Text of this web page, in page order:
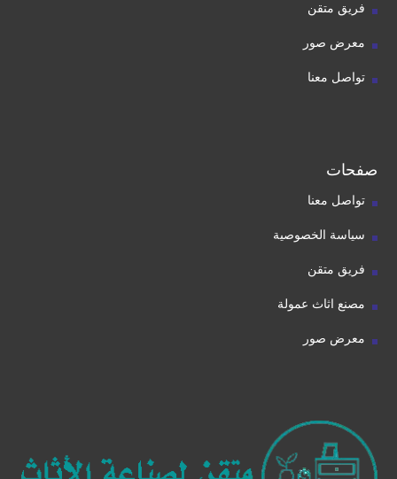
فريق متقن
معرض صور
تواصل معنا
صفحات
تواصل معنا
سياسة الخصوصية
فريق متقن
مصنع اثاث عمولة
معرض صور